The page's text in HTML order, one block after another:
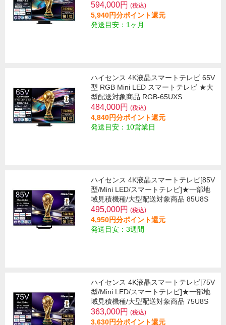
594,000円 (税込)
5,940円分ポイント還元
発送目安：1ヶ月
ハイセンス 4K液晶スマートテレビ 65V
型 RGB Mini LED スマートテレビ ★大
型配送対象商品 RGB-65UXS
484,000円 (税込)
4,840円分ポイント還元
発送目安：10営業日
ハイセンス 4K液晶スマートテレビ[85V
型/Mini LED/スマートテレビ]★一部地
域見積機種/大型配送対象商品 85U8S
495,000円 (税込)
4,950円分ポイント還元
発送目安：3週間
ハイセンス 4K液晶スマートテレビ[75V
型/Mini LED/スマートテレビ]★一部地
域見積機種/大型配送対象商品 75U8S
363,000円 (税込)
3,630円分ポイント還元